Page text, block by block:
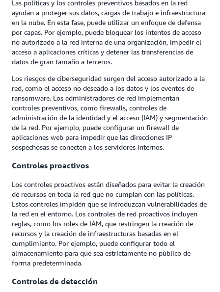
Las políticas y los controles preventivos basados en la red
ayudan a proteger sus datos, cargas de trabajo e infraestructura
en la nube. En esta fase, puede utilizar un enfoque de defensa
por capas. Por ejemplo, puede bloquear los intentos de acceso
no autorizado a la red interna de una organización, impedir el
acceso a aplicaciones críticas y detener las transferencias de
datos de gran tamaño a terceros.
Los riesgos de ciberseguridad surgen del acceso autorizado a la
red, como el acceso no deseado a los datos y los eventos de
ransomware. Los administradores de red implementan
controles preventivos, como firewalls, controles de
administración de la identidad y el acceso (IAM) y segmentación
de la red. Por ejemplo, puede configurar un firewall de
aplicaciones web para impedir que las direcciones IP
sospechosas se conecten a los servidores internos.
Controles proactivos
Los controles proactivos están diseñados para evitar la creación
de recursos en toda la red que no cumplan con las políticas.
Estos controles impiden que se introduzcan vulnerabilidades de
la red en el entorno. Los controles de red proactivos incluyen
reglas, como los roles de IAM, que restringen la creación de
recursos y la creación de infraestructuras basadas en el
cumplimiento. Por ejemplo, puede configurar todo el
almacenamiento para que sea estrictamente no público de
forma predeterminada.
Controles de detección